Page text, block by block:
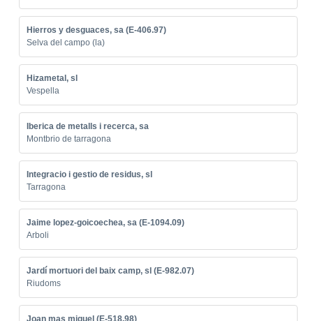
Hierros y desguaces, sa (E-406.97)
Selva del campo (la)
Hizametal, sl
Vespella
Iberica de metalls i recerca, sa
Montbrio de tarragona
Integracio i gestio de residus, sl
Tarragona
Jaime lopez-goicoechea, sa (E-1094.09)
Arboli
Jardí mortuori del baix camp, sl (E-982.07)
Riudoms
Joan mas miquel (E-518.98)